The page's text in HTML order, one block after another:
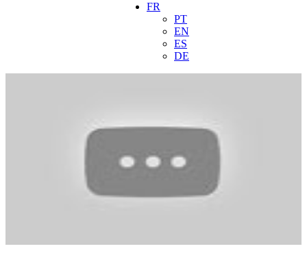
FR
PT
EN
ES
DE